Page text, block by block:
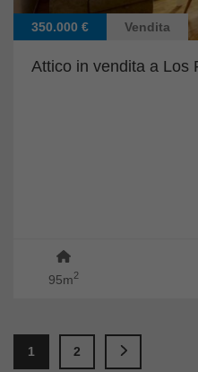
350.000 € Vendita
Attico in vendita a Los
95m2
1 2